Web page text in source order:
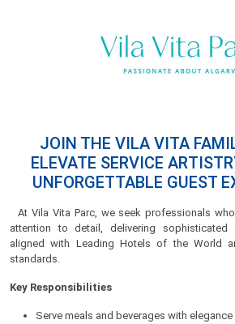
JOIN THE VILA VITA
ELEVATE SERVICE
UNFORGETTABLE GUEST
At Vila Vita Parc, we seek professionals
attention to detail, delivering sophisticated
aligned with Leading Hotels of the World
standards.
Key Responsibilities
Serve meals and beverages with elegance